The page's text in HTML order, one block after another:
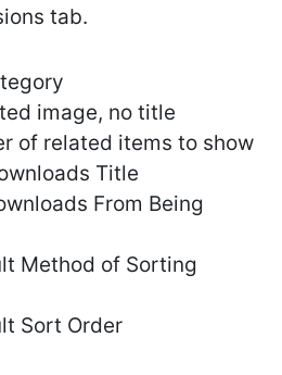
tab.
image, no title
of related items to show
Title
From Being
Method of Sorting
Sort Order